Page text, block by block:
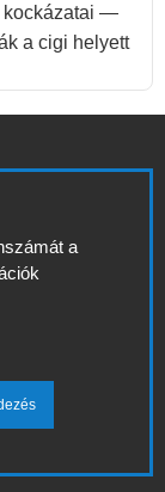
kockázatai —
a cigi helyett
a